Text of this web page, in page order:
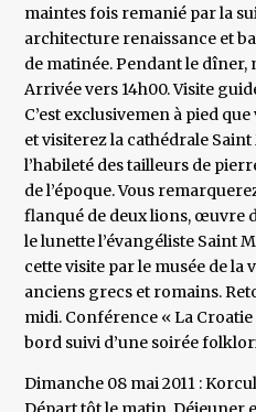
maintes fois remanié par la
architecture renaissance et
de matinée. Pendant le
Arrivée vers 14h00. Visite
C’est exclusivemen à pied
et visiterez la cathédrale
l’habileté des tailleurs de
de l’époque. Vous
flanqué de deux lions, œuvre
le lunette l’évangéliste Saint
cette visite par le musée de
anciens grecs et romains.
midi. Conférence « La
bord suivi d’une soirée
Dimanche 08 mai 2011 :